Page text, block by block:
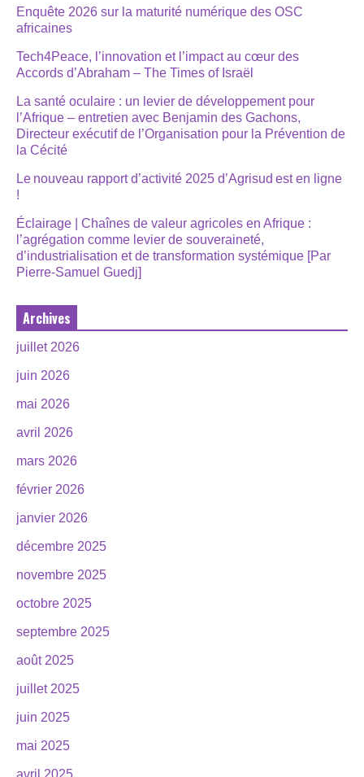
Enquête 2026 sur la maturité numérique des OSC
africaines
Tech4Peace, l’innovation et l’impact au cœur des
Accords d’Abraham – The Times of Israël
La santé oculaire : un levier de développement pour
l’Afrique – entretien avec Benjamin des Gachons,
Directeur exécutif de l’Organisation pour la Prévention de
la Cécité
Le nouveau rapport d’activité 2025 d’Agrisud est en ligne
!
Éclairage | Chaînes de valeur agricoles en Afrique :
l’agrégation comme levier de souveraineté,
d’industrialisation et de transformation systémique [Par
Pierre-Samuel Guedj]
Archives
juillet 2026
juin 2026
mai 2026
avril 2026
mars 2026
février 2026
janvier 2026
décembre 2025
novembre 2025
octobre 2025
septembre 2025
août 2025
juillet 2025
juin 2025
mai 2025